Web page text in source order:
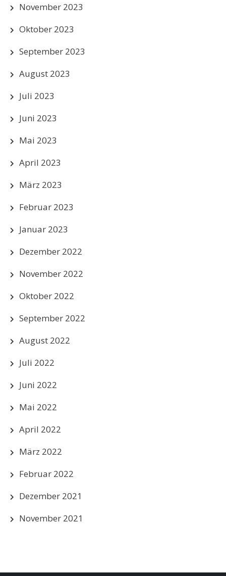
November 2023
Oktober 2023
September 2023
August 2023
Juli 2023
Juni 2023
Mai 2023
April 2023
März 2023
Februar 2023
Januar 2023
Dezember 2022
November 2022
Oktober 2022
September 2022
August 2022
Juli 2022
Juni 2022
Mai 2022
April 2022
März 2022
Februar 2022
Dezember 2021
November 2021